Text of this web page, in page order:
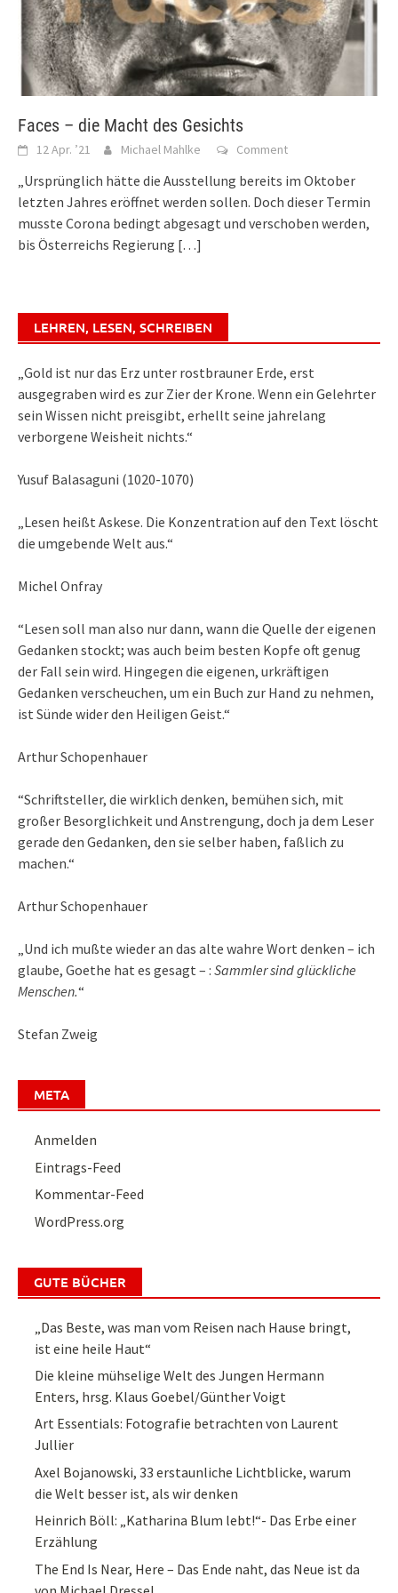
Faces – die Macht des Gesichts
12 Apr. ’21 Michael Mahlke Comment
„Ursprünglich hätte die Ausstellung bereits im Oktober
letzten Jahres eröffnet werden sollen. Doch dieser Termin
musste Corona bedingt abgesagt und verschoben werden,
bis Österreichs Regierung […]
LEHREN, LESEN, SCHREIBEN
„Gold ist nur das Erz unter rostbrauner Erde, erst
ausgegraben wird es zur Zier der Krone. Wenn ein Gelehrter
sein Wissen nicht preisgibt, erhellt seine jahrelang
verborgene Weisheit nichts.“
Yusuf Balasaguni (1020-1070)
„Lesen heißt Askese. Die Konzentration auf den Text löscht
die umgebende Welt aus.“
Michel Onfray
“Lesen soll man also nur dann, wann die Quelle der eigenen
Gedanken stockt; was auch beim besten Kopfe oft genug
der Fall sein wird. Hingegen die eigenen, urkräftigen
Gedanken verscheuchen, um ein Buch zur Hand zu nehmen,
ist Sünde wider den Heiligen Geist.“
Arthur Schopenhauer
“Schriftsteller, die wirklich denken, bemühen sich, mit
großer Besorglichkeit und Anstrengung, doch ja dem Leser
gerade den Gedanken, den sie selber haben, faßlich zu
machen.“
Arthur Schopenhauer
„Und ich mußte wieder an das alte wahre Wort denken – ich
glaube, Goethe hat es gesagt – : Sammler sind glückliche
Menschen.“
Stefan Zweig
META
Anmelden
Eintrags-Feed
Kommentar-Feed
WordPress.org
GUTE BÜCHER
„Das Beste, was man vom Reisen nach Hause bringt,
ist eine heile Haut“
Die kleine mühselige Welt des Jungen Hermann
Enters, hrsg. Klaus Goebel/Günther Voigt
Art Essentials: Fotografie betrachten von Laurent
Jullier
Axel Bojanowski, 33 erstaunliche Lichtblicke, warum
die Welt besser ist, als wir denken
Heinrich Böll: „Katharina Blum lebt!“- Das Erbe einer
Erzählung
The End Is Near, Here – Das Ende naht, das Neue ist da